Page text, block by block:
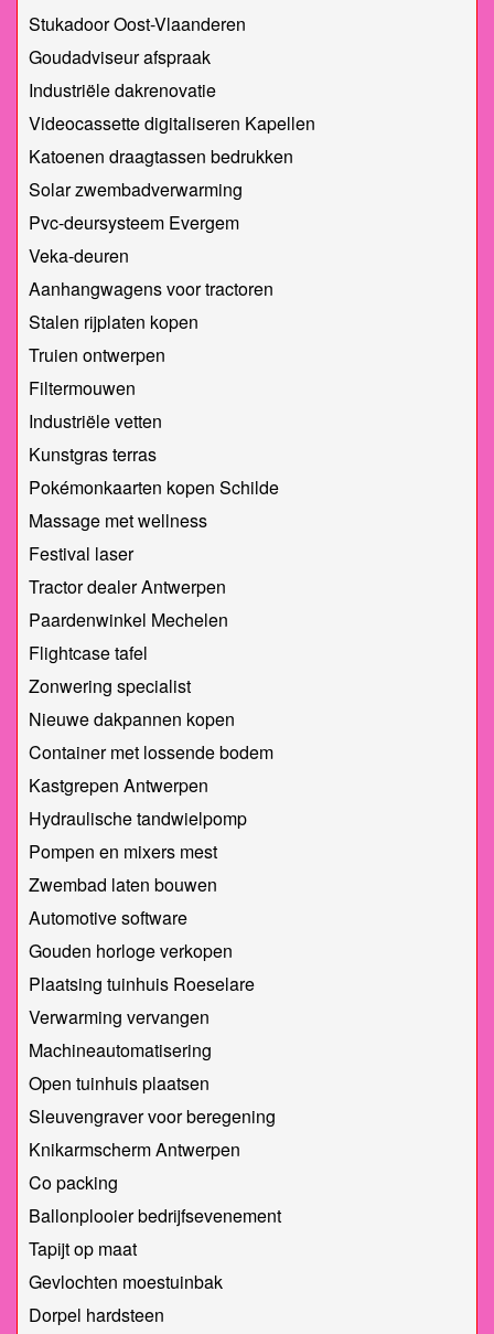
Stukadoor Oost-Vlaanderen
Goudadviseur afspraak
Industriële dakrenovatie
Videocassette digitaliseren Kapellen
Katoenen draagtassen bedrukken
Solar zwembadverwarming
Pvc-deursysteem Evergem
Veka-deuren
Aanhangwagens voor tractoren
Stalen rijplaten kopen
Truien ontwerpen
Filtermouwen
Industriële vetten
Kunstgras terras
Pokémonkaarten kopen Schilde
Massage met wellness
Festival laser
Tractor dealer Antwerpen
Paardenwinkel Mechelen
Flightcase tafel
Zonwering specialist
Nieuwe dakpannen kopen
Container met lossende bodem
Kastgrepen Antwerpen
Hydraulische tandwielpomp
Pompen en mixers mest
Zwembad laten bouwen
Automotive software
Gouden horloge verkopen
Plaatsing tuinhuis Roeselare
Verwarming vervangen
Machineautomatisering
Open tuinhuis plaatsen
Sleuvengraver voor beregening
Knikarmscherm Antwerpen
Co packing
Ballonplooier bedrijfsevenement
Tapijt op maat
Gevlochten moestuinbak
Dorpel hardsteen